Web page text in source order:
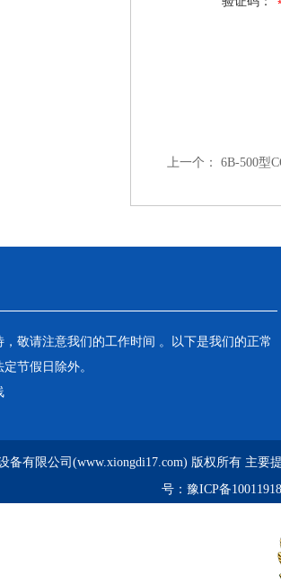
上一个： 6B-500型
敬请注意我们的工作时间 。以下是我们的正常
节假日除外。
备有限公司(www.xiongdi17.com) 版权所有 主要
号： 豫ICP备